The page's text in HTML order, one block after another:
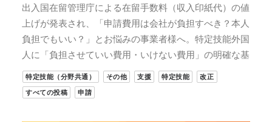
出入国在留管理庁による在留手数料（収入印紙代）の値
上げが発表され、「申請費用は会社が負担すべき？本人
負担でもいい？」とお悩みの事業者様へ。特定技能外国
人に「負担させていい費用・いけない費用」の明確な基
特定技能（分野共通） その他 支援 特定技能
改正
すべての投稿
申請